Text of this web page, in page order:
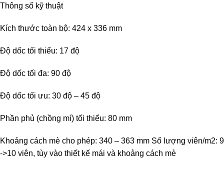
Thông số kỹ thuật
Kích thước toàn bộ: 424 x 336 mm
Độ dốc tối thiểu: 17 độ
Độ dốc tối đa: 90 độ
Độ dốc tối ưu: 30 độ – 45 độ
Phần phủ (chồng mí) tối thiểu: 80 mm
Khoảng cách mè cho phép: 340 – 363 mm Số lượng viên/m2: 9
->10 viên, tùy vào thiết kế mái và khoảng cách mè